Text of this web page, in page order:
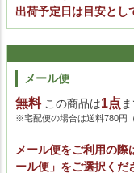
出荷予定日は目安とし
メール便
無料この商品は1点
※宅配便の場合は送料780円
メール便をご利用の際
ール便」をご選択くだ